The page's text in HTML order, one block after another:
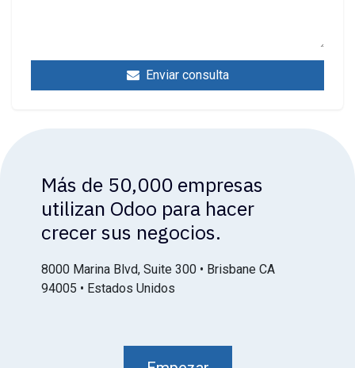
Enviar consulta
Más de 50,000 empresas
utilizan Odoo para hacer
crecer sus negocios.
8000 Marina Blvd, Suite 300 • Brisbane CA
94005 • Estados Unidos